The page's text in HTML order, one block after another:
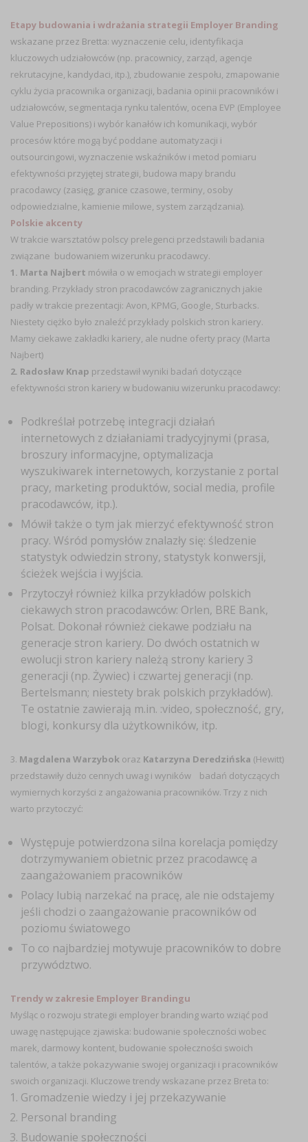
Etapy budowania i wdrażania strategii Employer Branding
wskazane przez Bretta: wyznaczenie celu, identyfikacja
kluczowych udziałowców (np. pracownicy, zarząd, agencje
rekrutacyjne, kandydaci, itp.), zbudowanie zespołu, zmapowanie
cyklu życia pracownika organizacji, badania opinii pracowników i
udziałowców, segmentacja rynku talentów, ocena EVP (Employee
Value Prepositions) i wybór kanałów ich komunikacji, wybór
procesów które mogą być poddane automatyzacji i
outsourcingowi, wyznaczenie wskaźników i metod pomiaru
efektywności przyjętej strategii, budowa mapy brandu
pracodawcy (zasięg, granice czasowe, terminy, osoby
odpowiedzialne, kamienie milowe, system zarządzania).
Polskie akcenty
W trakcie warsztatów polscy prelegenci przedstawili badania
związane budowaniem wizerunku pracodawcy.
1. Marta Najbert mówiła o w emocjach w strategii employer
branding. Przykłady stron pracodawców zagranicznych jakie
padły w trakcie prezentacji: Avon, KPMG, Google, Sturbacks.
Niestety ciężko było znaleźć przykłady polskich stron kariery.
Mamy ciekawe zakładki kariery, ale nudne oferty pracy (Marta
Najbert)
2. Radosław Knap przedstawił wyniki badań dotyczące
efektywności stron kariery w budowaniu wizerunku pracodawcy:
Podkreślał potrzebę integracji działań
internetowych z działaniami tradycyjnymi (prasa,
broszury informacyjne, optymalizacja
wyszukiwarek internetowych, korzystanie z portal
pracy, marketing produktów, social media, profile
pracodawców, itp.).
Mówił także o tym jak mierzyć efektywność stron
pracy. Wśród pomysłów znalazły się: śledzenie
statystyk odwiedzin strony, statystyk konwersji,
ścieżek wejścia i wyjścia.
Przytoczył również kilka przykładów polskich
ciekawych stron pracodawców: Orlen, BRE Bank,
Polsat. Dokonał również ciekawe podziału na
generacje stron kariery. Do dwóch ostatnich w
ewolucji stron kariery należą strony kariery 3
generacji (np. Żywiec) i czwartej generacji (np.
Bertelsmann; niestety brak polskich przykładów).
Te ostatnie zawierają m.in. :video, społeczność, gry,
blogi, konkursy dla użytkowników, itp.
3. Magdalena Warzybok oraz Katarzyna Deredzińska (Hewitt)
przedstawiły dużo cennych uwag i wyników badań dotyczących
wymiernych korzyści z angażowania pracowników. Trzy z nich
warto przytoczyć:
Występuje potwierdzona silna korelacja pomiędzy
dotrzymywaniem obietnic przez pracodawcę a
zaangażowaniem pracowników
Polacy lubią narzekać na pracę, ale nie odstajemy
jeśli chodzi o zaangażowanie pracowników od
poziomu światowego
To co najbardziej motywuje pracowników to dobre
przywództwo.
Trendy w zakresie Employer Brandingu
Myśląc o rozwoju strategii employer branding warto wziąć pod
uwagę następujące zjawiska: budowanie społeczności wobec
marek, darmowy kontent, budowanie społeczności swoich
talentów, a także pokazywanie swojej organizacji i pracowników
swoich organizacji. Kluczowe trendy wskazane przez Breta to:
Gromadzenie wiedzy i jej przekazywanie
Personal branding
Budowanie społeczności